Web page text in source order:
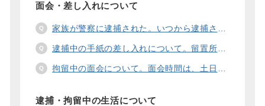
面会・差し入れについて
家族が警察に逮捕された。いつから逮捕された家族と面会することができますか？
逮捕中の手紙の差し入れについて。留置所に手紙を送る際の宛先の書き方は？
拘留中の面会について。面会時間は、土日や祝日の面会は、一度に面会できる人数は。
逮捕・拘留中の生活について